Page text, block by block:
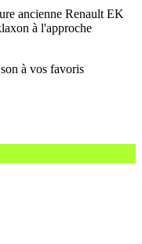
ancienne Renault EK
à l'approche